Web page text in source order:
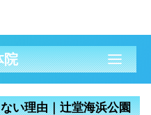
院
い理由｜辻堂海浜公園